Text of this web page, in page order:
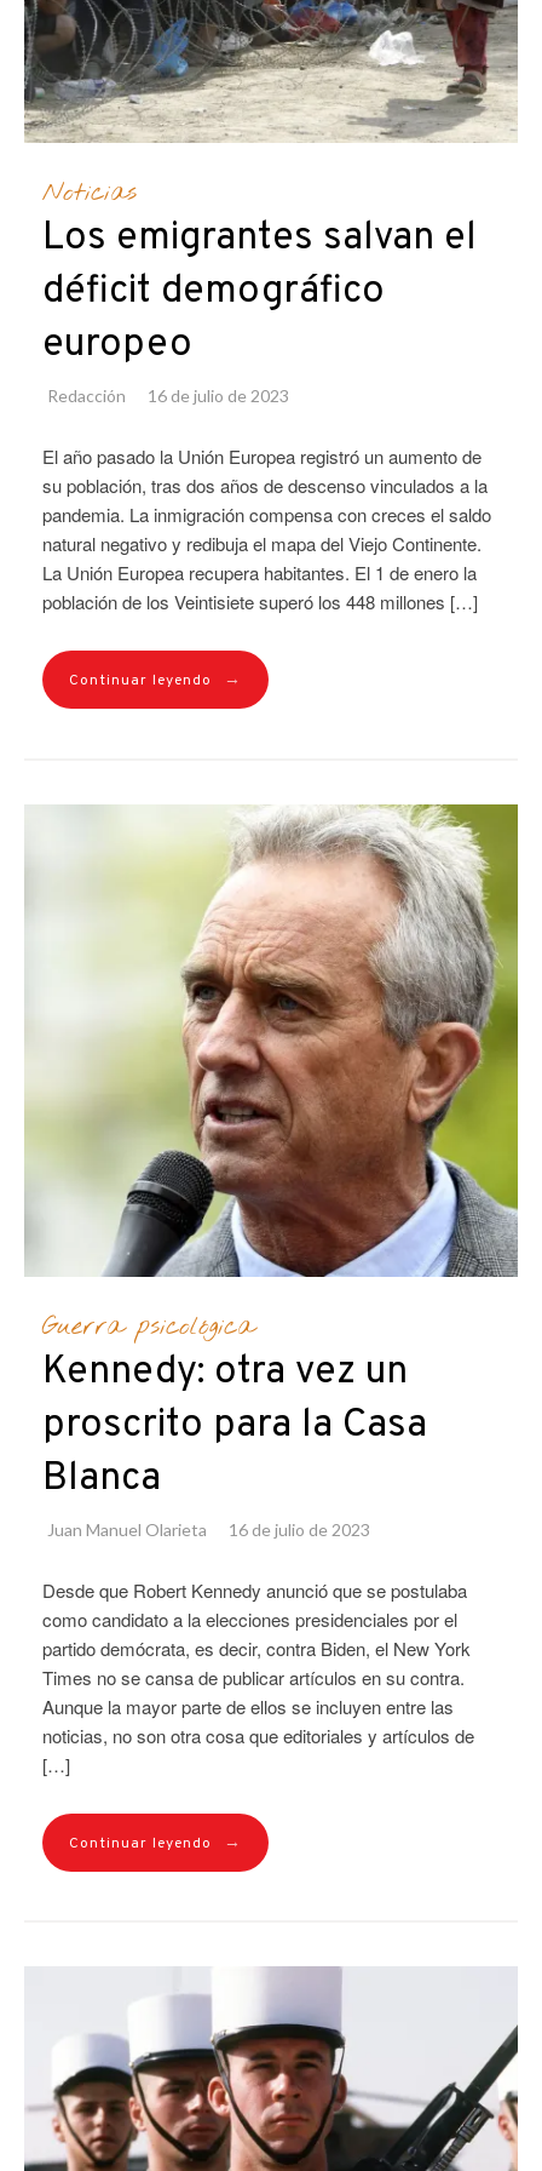
Noticias
Los emigrantes salvan el
déficit demográfico
europeo
Redacción 16 de julio de 2023
El año pasado la Unión Europea registró un aumento de
su población, tras dos años de descenso vinculados a la
pandemia. La inmigración compensa con creces el saldo
natural negativo y redibuja el mapa del Viejo Continente.
La Unión Europea recupera habitantes. El 1 de enero la
población de los Veintisiete superó los 448 millones […]
Continuar leyendo →
Guerra psicológica
Kennedy: otra vez un
proscrito para la Casa
Blanca
Juan Manuel Olarieta 16 de julio de 2023
Desde que Robert Kennedy anunció que se postulaba
como candidato a la elecciones presidenciales por el
partido demócrata, es decir, contra Biden, el New York
Times no se cansa de publicar artículos en su contra.
Aunque la mayor parte de ellos se incluyen entre las
noticias, no son otra cosa que editoriales y artículos de
[…]
Continuar leyendo →